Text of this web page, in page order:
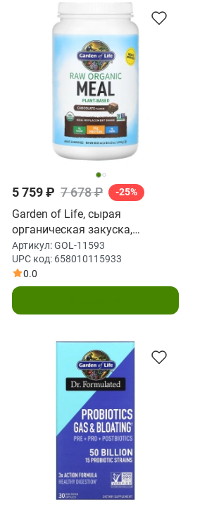
5 759 ₽ 7 678 ₽ -25%
Garden of Life, сырая
органическая закуска,
органический заменитель
коктейлей и пищи, какао с
шоколадом, 1017 г (4 унции,
2 фунта)
Артикул:GOL-11593
UPC код: 658010115933
0.0